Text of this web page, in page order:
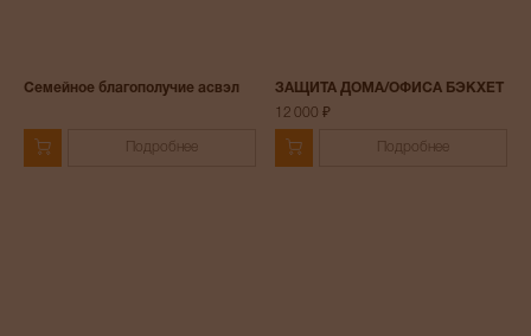
Семейное благополучие асвэл
Подробнее
ЗАЩИТА ДОМА/ОФИСА БЭКХЕТ
12 000 ₽
Подробнее